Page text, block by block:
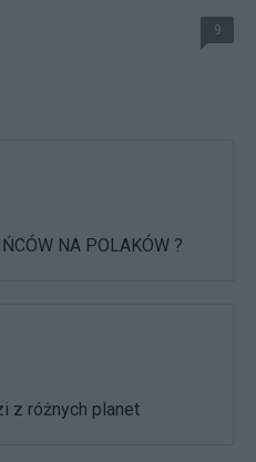
9
NA POLAKÓW ?
z różnych planet